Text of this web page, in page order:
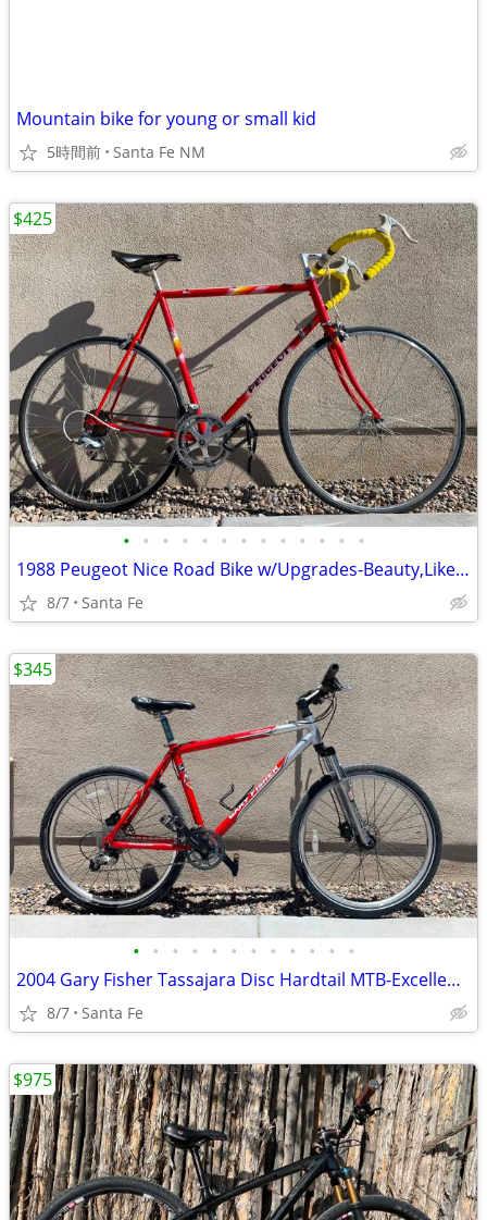
Mountain bike for young or small kid
5時間前 Santa Fe NM
• • • • • • • • • • • • •
1988 Peugeot Nice Road Bike w/Upgrades-Beauty,Like New, Large
8/7 Santa Fe
$425
• • • • • • • • • • • •
2004 Gary Fisher Tassajara Disc Hardtail MTB-Excellent Cond.
8/7 Santa Fe
$345
$975